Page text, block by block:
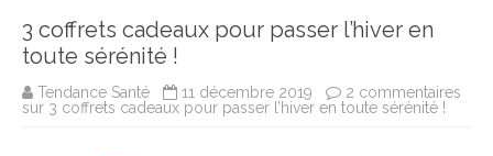
3 coffrets cadeaux pour passer l’hiver en
toute sérénité !
Tendance Santé 11 décembre 2019
2 commentaires
sur 3 coffrets cadeaux pour passer l’hiver en toute sérénité !